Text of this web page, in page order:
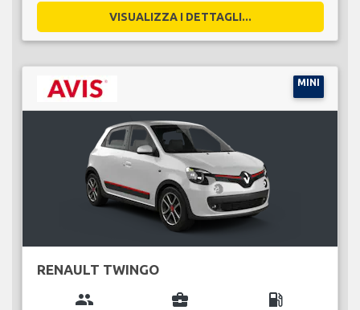
VISUALIZZA I DETTAGLI...
MINI
RENAULT TWINGO
group business_center local_gas_station